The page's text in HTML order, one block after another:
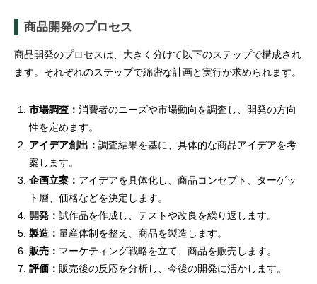
商品開発のプロセス
商品開発のプロセスは、大きく分けて以下のステップで構成され
ます。それぞれのステップで綿密な計画と実行が求められます。
市場調査： 消費者のニーズや市場動向を調査し、開発の方向
性を定めます。
アイデア創出： 調査結果を基に、具体的な商品アイデアを考
案します。
企画立案： アイデアを具体化し、商品コンセプト、ターゲッ
ト層、価格などを決定します。
開発： 試作品を作成し、テストや改良を繰り返します。
製造： 量産体制を整え、商品を製造します。
販売： マーケティング戦略を立て、商品を販売します。
評価： 販売後の反応を分析し、今後の開発に活かします。